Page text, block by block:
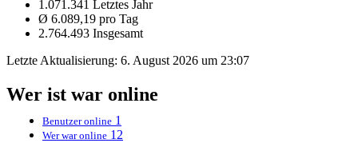
1.071.341 Letztes Jahr
Ø 6.089,19 pro Tag
2.764.493 Insgesamt
Letzte Aktualisierung: 6. August 2026 um 23:07
Wer ist war online
Benutzer online 1
Wer war online 12